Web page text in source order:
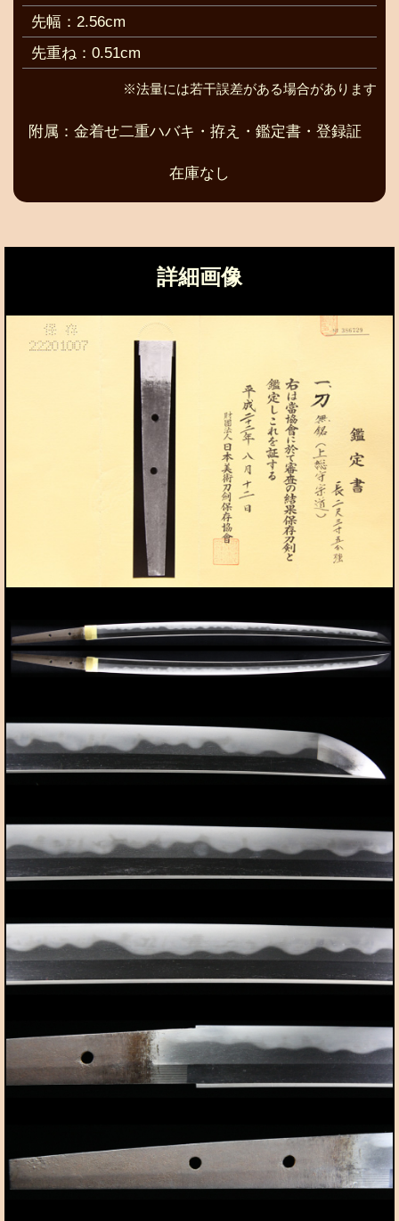
先幅：2.56cm
先重ね：0.51cm
※法量には若干誤差がある場合があります
附属：金着せ二重ハバキ・拵え・鑑定書・登録証
在庫なし
詳細画像